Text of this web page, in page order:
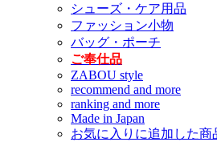
シューズ・ケア用品
ファッション小物
バッグ・ポーチ
ご奉仕品
ZABOU style
recommend and more
ranking and more
Made in Japan
お気に入りに追加した商